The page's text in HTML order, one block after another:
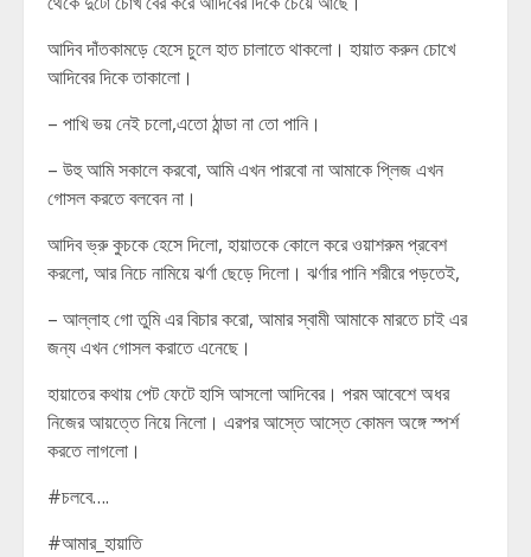
আদিব দাঁতকামড়ে হেসে চুলে হাত চালাতে থাকলো। হায়াত করুন চোখে
আদিবের দিকে তাকালো।
– পাখি ভয় নেই চলো,এতো ঠান্ডা না তো পানি।
– উহু আমি সকালে করবো, আমি এখন পারবো না আমাকে প্লিজ এখন
গোসল করতে বলবেন না।
আদিব ভ্রু কুচকে হেসে দিলো, হায়াতকে কোলে করে ওয়াশরুম প্রবেশ
করলো, আর নিচে নামিয়ে ঝর্ণা ছেড়ে দিলো। ঝর্ণার পানি শরীরে পড়তেই,
– আল্লাহ গো তুমি এর বিচার করো, আমার স্বামী আমাকে মারতে চাই এর
জন্য এখন গোসল করাতে এনেছে।
হায়াতের কথায় পেট ফেটে হাসি আসলো আদিবের। পরম আবেশে অধর
নিজের আয়ত্তে নিয়ে নিলো। এরপর আস্তে আস্তে কোমল অঙ্গে স্পর্শ
করতে লাগলো।
#চলবে….
#আমার_হায়াতি